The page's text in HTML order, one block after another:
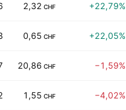
2,32 CHF +22,79%
0,65 CHF +22,05%
20,86 CHF −1,59%
1,55 CHF −4,02%